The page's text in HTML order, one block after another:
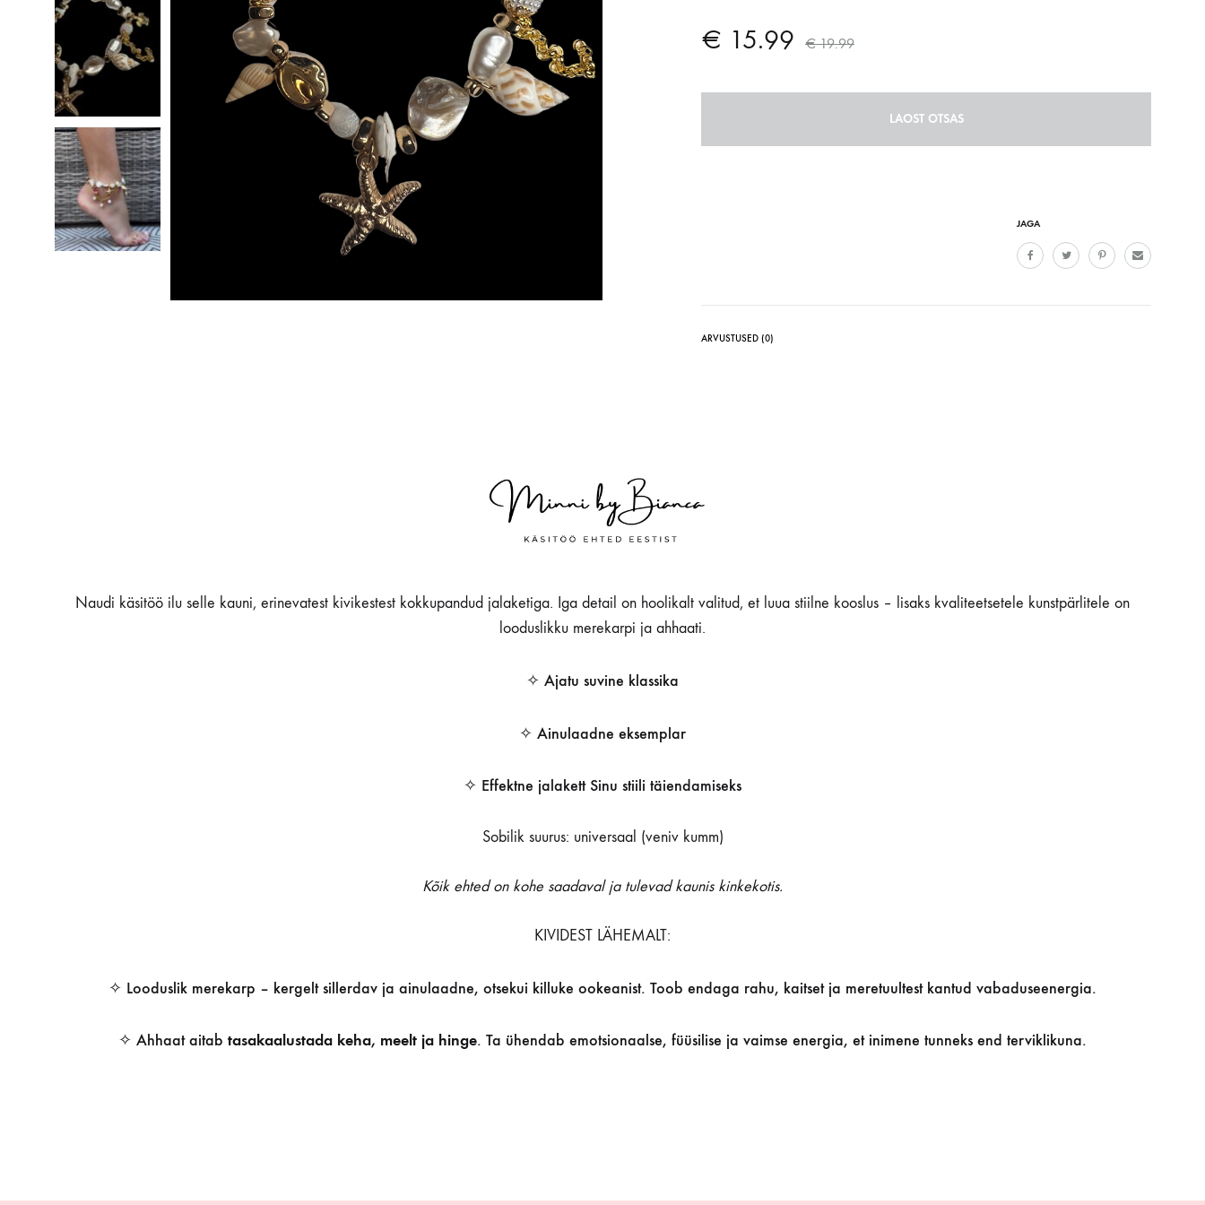
€ 15.99 €19.99
LAOST OTSAS
JAGA
ARVUSTUSED (0)
Naudi käsitöö ilu selle kauni, erinevatest kivikestest kokkupandud jalaketiga. Iga detail on hoolikalt valitud, et luua stiilne kooslus – lisaks kvaliteetsetele kunstpärlitele on
looduslikku merekarpi ja ahhaati.
✧ Ajatu suvine klassika
✧ Ainulaadne eksemplar
✧ Effektne jalakett Sinu stiili täiendamiseks
Sobilik suurus: universaal (veniv kumm)
Kõik ehted on kohe saadaval ja tulevad kaunis kinkekotis.
KIVIDEST LÄHEMALT:
✧ Looduslik merekarp – kergelt sillerdav ja ainulaadne, otsekui killuke ookeanist. Toob endaga rahu, kaitset ja meretuultest kantud vabaduseenergia.
✧ Ahhaat aitab tasakaalustada keha, meelt ja hinge. Ta ühendab emotsionaalse, füüsilise ja vaimse energia, et inimene tunneks end terviklikuna.